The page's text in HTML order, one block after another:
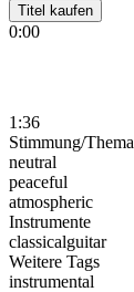
Titel kaufen
0:00
1:36
Stimmung/Thema
neutral
peaceful
atmospheric
Instrumente
classicalguitar
Weitere Tags
instrumental